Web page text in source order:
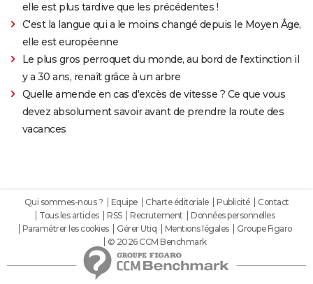
elle est plus tardive que les précédentes !
C'est la langue qui a le moins changé depuis le Moyen Âge,
elle est européenne
Le plus gros perroquet du monde, au bord de l'extinction il
y a 30 ans, renaît grâce à un arbre
Quelle amende en cas d'excès de vitesse ? Ce que vous
devez absolument savoir avant de prendre la route des
vacances
Qui sommes-nous ? Equipe Charte éditoriale Publicité
Contact
Tous les articles
RSS Recrutement
Données personnelles
Paramétrer les cookies
Gérer Utiq Mentions légales
Groupe Figaro
© 2026 CCM Benchmark